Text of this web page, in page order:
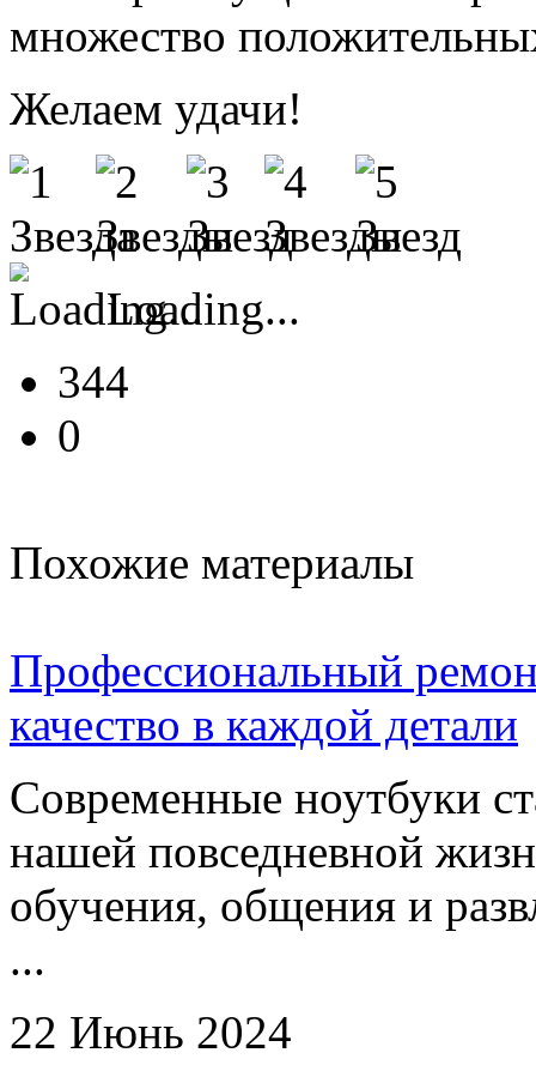
множество
Желаем удачи!
Loading...
344
0
Похожие материалы
Профессиональный
качество в каждой детали
Современные ноутбуки
нашей повседневной
обучения, общения и
...
22 Июнь 2024